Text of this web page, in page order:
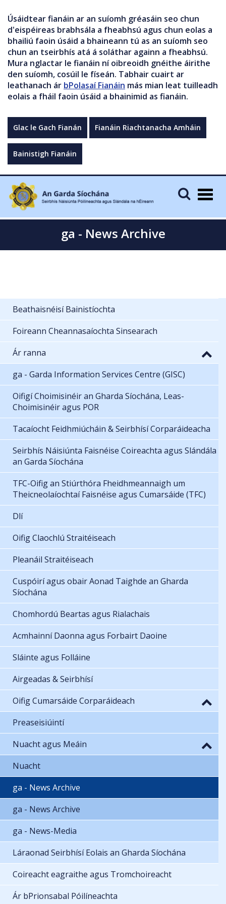
Úsáidtear fianáin ar an suíomh gréasáin seo chun
d'eispéireas brabhsála a fheabhsú agus chun eolas a
bhailiú faoin úsáid a bhaineann tú as an suíomh seo
chun an tseirbhís atá á soláthar againn a fheabhsú.
Mura nglactar le fianáin ní oibreoidh gnéithe áirithe
den suíomh, cosúil le físeán. Tabhair cuairt ar
leathanach ár bPolasaí Fianáin más mian leat tuilleadh
eolais a fháil faoin úsáid a bhainimid as fianáin.
Glac le Gach Fianán Fianáin Riachtanacha Amháin
Bainistigh Fianáin
ga - News Archive
Beathaisnéisí Bainistíochta
Foireann Cheannasaíochta Sinsearach
Ár ranna
ga - Garda Information Services Centre (GISC)
Oifigí Choimisinéir an Gharda Síochána, Leas-
Choimisinéir agus POR
Tacaíocht Feidhmiúcháin & Seirbhísí Corparáideacha
Seirbhís Náisiúnta Faisnéise Coireachta agus Slándála
an Garda Síochána
TFC-Oifig an Stiúrthóra Fheidhmeannaigh um
Theicneolaíochtaí Faisnéise agus Cumarsáide (TFC)
Dlí
Oifig Claochlú Straitéiseach
Pleanáil Straitéiseach
Cuspóirí agus obair Aonad Taighde an Gharda
Síochána
Chomhordú Beartas agus Rialachais
Acmhainní Daonna agus Forbairt Daoine
Sláinte agus Folláine
Airgeadas & Seirbhísí
Oifig Cumarsáide Corparáideach
Preaseisiúintí
Nuacht agus Meáin
Nuacht
ga - News Archive
ga - News Archive
ga - News-Media
Láraonad Seirbhísí Eolais an Gharda Síochána
Coireacht eagraithe agus Tromchoireacht
Ár bPrionsabal Póilíneachta